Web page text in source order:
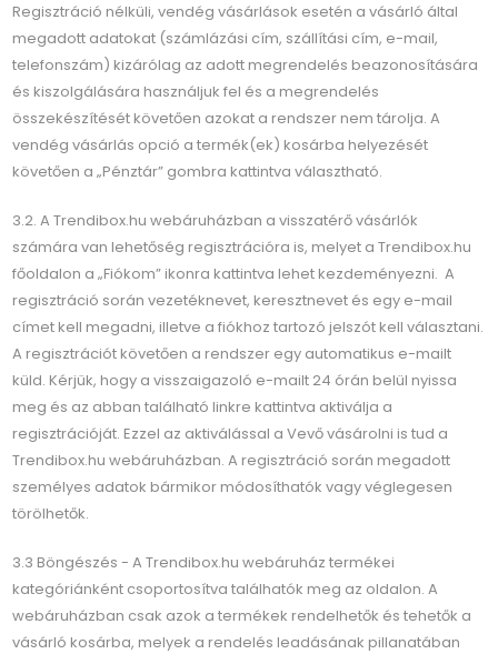
Regisztráció nélküli, vendég vásárlások esetén a vásárló által
megadott adatokat (számlázási cím, szállítási cím, e-mail,
telefonszám) kizárólag az adott megrendelés beazonosítására
és kiszolgálására használjuk fel és a megrendelés
összekészítését követően azokat a rendszer nem tárolja. A
vendég vásárlás opció a termék(ek) kosárba helyezését
követően a „Pénztár” gombra kattintva választható.
3.2. A Trendibox.hu webáruházban a visszatérő vásárlók
számára van lehetőség regisztrációra is, melyet a Trendibox.hu
főoldalon a „Fiókom” ikonra kattintva lehet kezdeményezni. A
regisztráció során vezetéknevet, keresztnevet és egy e-mail
címet kell megadni, illetve a fiókhoz tartozó jelszót kell választani.
A regisztrációt követően a rendszer egy automatikus e-mailt
küld. Kérjük, hogy a visszaigazoló e-mailt 24 órán belül nyissa
meg és az abban található linkre kattintva aktiválja a
regisztrációját. Ezzel az aktiválással a Vevő vásárolni is tud a
Trendibox.hu webáruházban. A regisztráció során megadott
személyes adatok bármikor módosíthatók vagy véglegesen
törölhetők.
3.3 Böngészés - A Trendibox.hu webáruház termékei
kategóriánként csoportosítva találhatók meg az oldalon. A
webáruházban csak azok a termékek rendelhetők és tehetők a
vásárló kosárba, melyek a rendelés leadásának pillanatában